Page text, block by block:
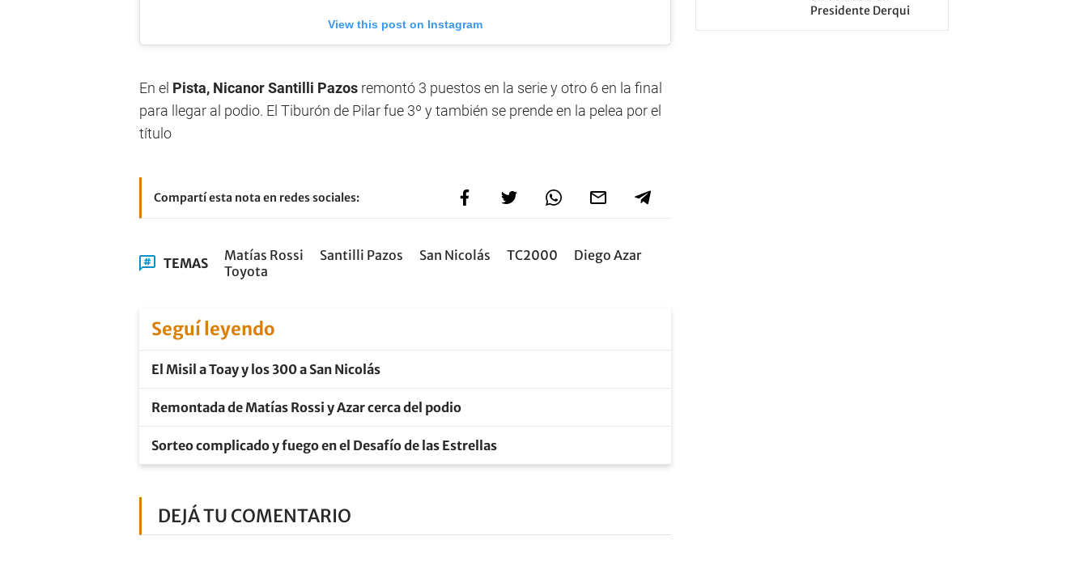
View this post on Instagram
En el Pista, Nicanor Santilli Pazos remontó 3 puestos en la serie y otro 6 en la final
para llegar al podio. El Tiburón de Pilar fue 3º y también se prende en la pelea por el
título
Compartí esta nota en redes sociales:
TEMAS Matías Rossi Santilli Pazos San Nicolás TC2000
Diego Azar
Toyota
Seguí leyendo
El Misil a Toay y los 300 a San Nicolás
Remontada de Matías Rossi y Azar cerca del podio
Sorteo complicado y fuego en el Desafío de las Estrellas
DEJÁ TU COMENTARIO
Presidente Derqui